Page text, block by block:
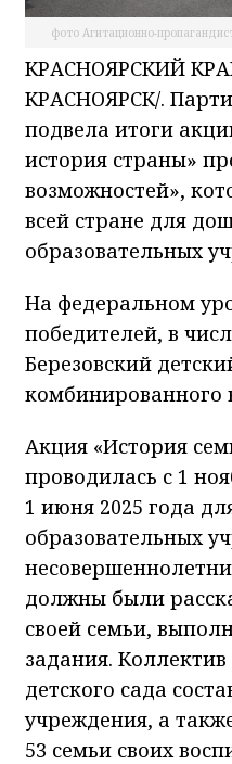
фото Агитационно-
КРАСНОЯРСКИЙ
КРАСНОЯРСК/.
подвела итоги
история страны»
возможностей»,
всей стране для
образовательных
На федеральном
победителей, в
Березовский
комбинированного
Акция «История
проводилась с 1
1 июня 2025 года
образовательных
должны были
своей семьи,
задания. Коллектив
детского сада
учреждения, а
53 семьи своих